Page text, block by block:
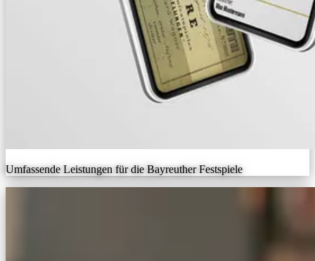
Umfassende Leistungen für die Bayreuther Festspiele